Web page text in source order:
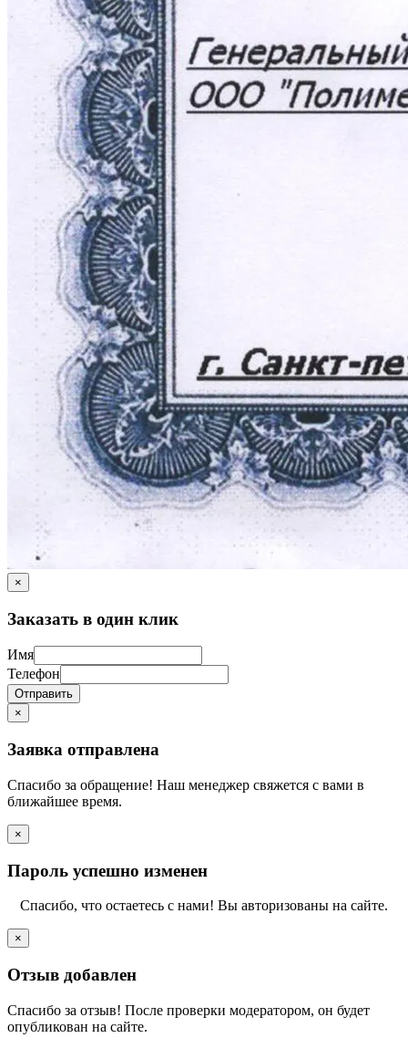
×
Заказать в один клик
Имя
Телефон
Отправить
×
Заявка отправлена
Спасибо за обращение! Наш менеджер свяжется с вами в
ближайшее время.
×
Пароль успешно изменен
Спасибо, что остаетесь с нами! Вы авторизованы на сайте.
×
Отзыв добавлен
Спасибо за отзыв! После проверки модератором, он будет
опубликован на сайте.